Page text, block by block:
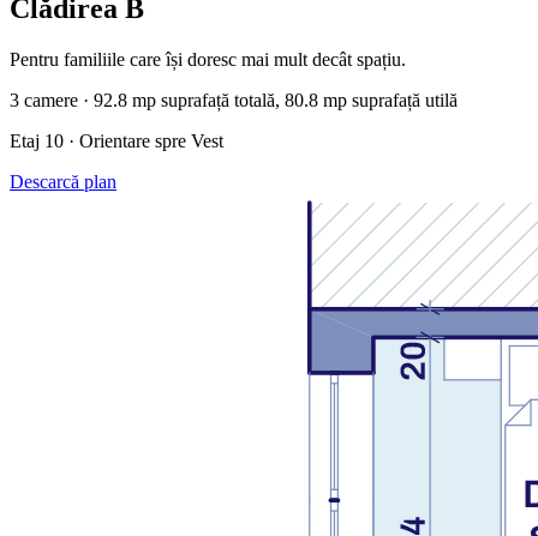
Clădirea B
Pentru familiile care își doresc mai mult decât spațiu.
3 camere · 92.8 mp suprafață totală, 80.8 mp suprafață utilă
Etaj 10 · Orientare spre Vest
Descarcă plan